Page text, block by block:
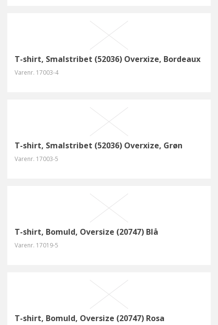
T-shirt, Smalstribet (52036) Overxize, Bordeaux
Varenr. 17003-4
T-shirt, Smalstribet (52036) Overxize, Grøn
Varenr. 17003-5
T-shirt, Bomuld, Oversize (20747) Blå
Varenr. 17019-5
T-shirt, Bomuld, Oversize (20747) Rosa